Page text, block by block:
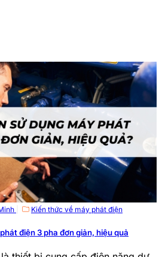
Kiến thức về máy phát điện
điện 3 pha đơn giản, hiệu quả